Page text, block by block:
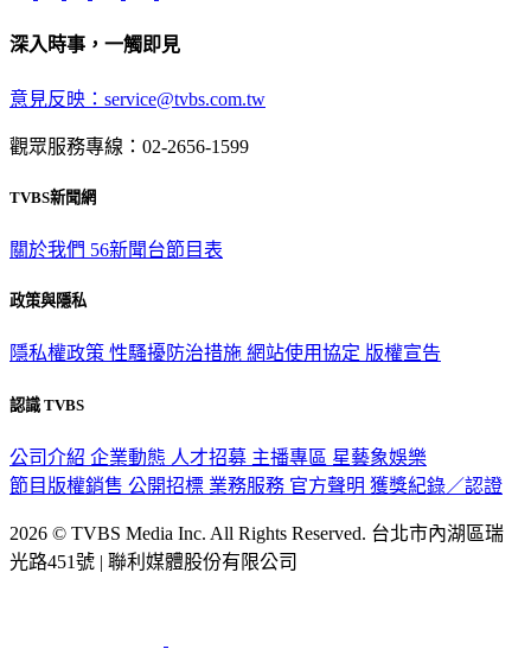
深入時事，一觸即見
意見反映：service@tvbs.com.tw
觀眾服務專線：02-2656-1599
TVBS新聞網
關於我們 56新聞台節目表
政策與隱私
隱私權政策 性騷擾防治措施 網站使用協定 版權宣告
認識 TVBS
公司介紹 企業動態 人才招募 主播專區 星藝象娛樂
節目版權銷售 公開招標 業務服務 官方聲明 獲獎紀錄／認證
2026 © TVBS Media Inc. All Rights Reserved. 台北市內湖區瑞
光路451號 | 聯利媒體股份有限公司